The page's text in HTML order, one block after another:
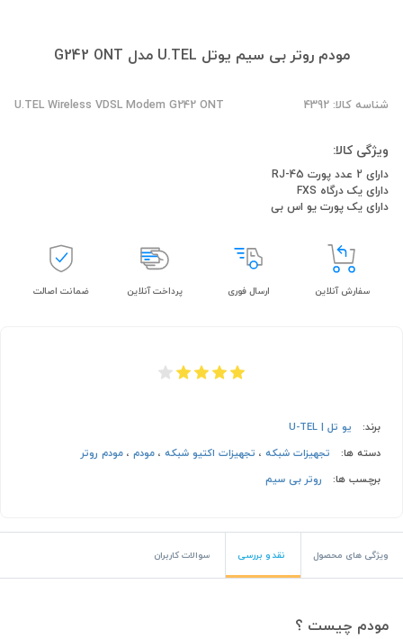
مودم روتر بی سیم یوتل U.TEL مدل G242 ONT
شناسه کالا: 4392 U.TEL Wireless VDSL Modem G242 ONT
ویژگی کالا:
دارای 2 عدد پورت RJ-45
دارای یک درگاه FXS
دارای یک پورت یو اس بی
سفارش آنلاین ارسال فوری پرداخت آنلاین ضمانت اصالت
برند:
یو تل | U-TEL
دسته ها:
تجهیزات شبکه ، تجهیزات اکتیو شبکه ، مودم ، مودم روتر
برچسب ها:
روتر بی سیم
ویژگی های محصول نقد و بررسی سوالات کاربران
مودم چیست ؟